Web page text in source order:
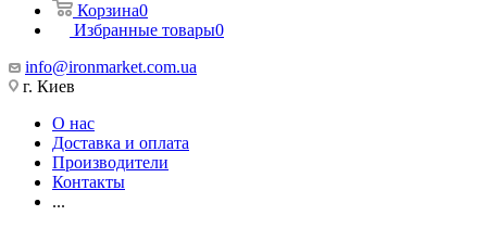
Корзина0
Избранные товары0
info@ironmarket.com.ua
г. Киев
О нас
Доставка и оплата
Производители
Контакты
...